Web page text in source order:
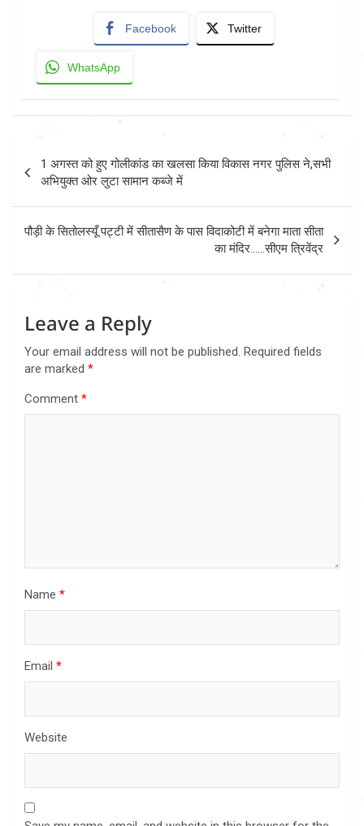
Facebook Twitter
WhatsApp
Post
navigation
1 अगस्त को हुए गोलीकांड का खलसा किया विकास नगर पुलिस ने,सभी
अभियुक्त ओर लुटा सामान कब्जे में
पौड़ी के सितोलस्यूँ पट्टी में सीतासैण के पास विदाकोटी में बनेगा माता सीता
का मंदिर……सीएम त्रिवेंद्र
Leave a Reply
Your email address will not be published. Required fields
are marked *
Comment *
Name *
Email *
Website